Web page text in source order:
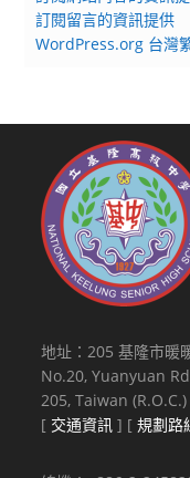
訂閱留言的資訊提供
WordPress.org 台灣
地址：205 基隆市暖
No.20, Yuanyuan
205, Taiwan (R.O.C.)
[ 交通資訊 ] [規劃路